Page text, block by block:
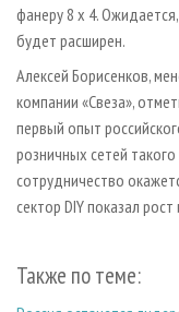
фанеру 8 х 4.
будет расширен.
Алексей Борисенков,
компании «Свеза»,
первый опыт
розничных сетей
сотрудничество
сектор DIY показал
Также по теме: